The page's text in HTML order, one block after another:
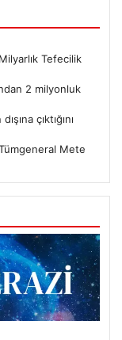
Tefecilik
2 milyonluk
çıktığını
Mete